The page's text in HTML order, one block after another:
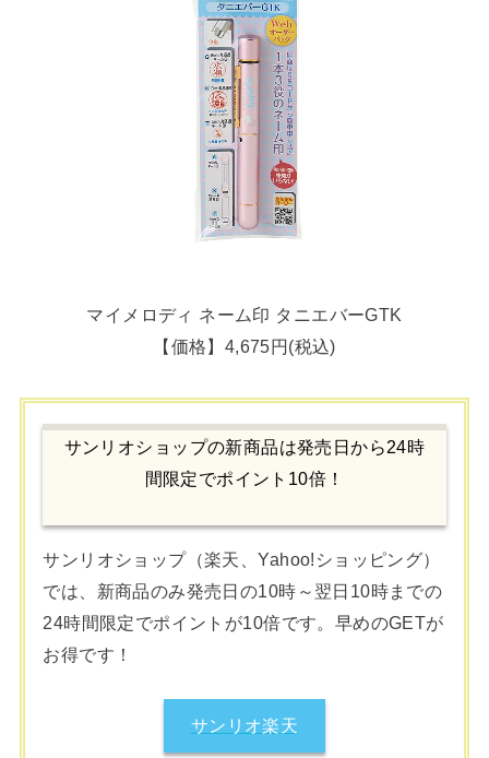
マイメロディ ネーム印 タニエバーGTK
【価格】4,675円(税込)
サンリオショップの新商品は発売日から24時
間限定でポイント10倍！
サンリオショップ（楽天、Yahoo!ショッピング）
では、新商品のみ発売日の10時～翌日10時までの
24時間限定でポイントが10倍です。早めのGETが
お得です！
サンリオ楽天